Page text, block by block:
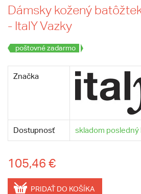
Dámsky kožený
- ItalY Vazky
poštovné zadarmo
Značka
Dostupnosť skladom posledný
105,46 €
PRIDAŤ DO KOŠÍKA